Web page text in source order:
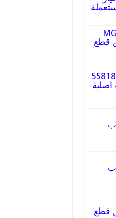
قطع غيار أم جي MG
أرخص قطع
كيا 55818355
ارخص قطع